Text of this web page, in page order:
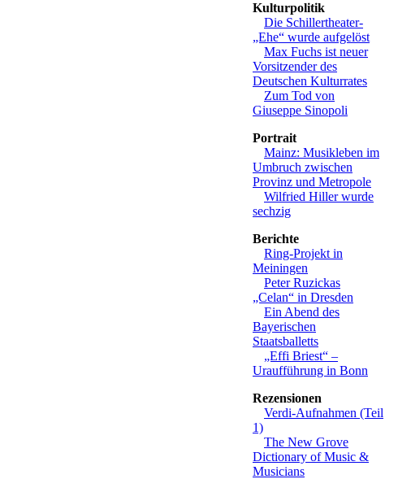
Kulturpolitik
Die Schillertheater-
„Ehe“ wurde aufgelöst
Max Fuchs ist neuer
Vorsitzender des
Deutschen Kulturrates
Zum Tod von
Giuseppe Sinopoli
Portrait
Mainz: Musikleben im
Umbruch zwischen
Provinz und Metropole
Wilfried Hiller wurde
sechzig
Berichte
Ring-Projekt in
Meiningen
Peter Ruzickas
„Celan“ in Dresden
Ein Abend des
Bayerischen
Staatsballetts
„Effi Briest“ –
Uraufführung in Bonn
Rezensionen
Verdi-Aufnahmen (Teil
1)
The New Grove
Dictionary of Music &
Musicians